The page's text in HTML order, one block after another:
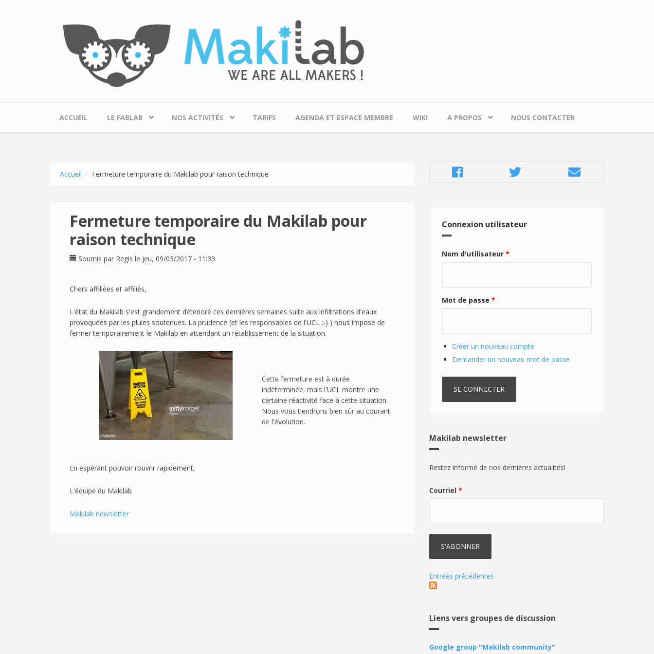
ACCUEIL LE FABLAB NOS ACTIVITÉS TARIFS AGENDA ET ESPACE MEMBRE WIKI A PROPOS NOUS CONTACTER
Accueil Fermeture temporaire du Makilab pour raison technique
Fermeture temporaire du Makilab pour
raison technique
Soumis par Regis le jeu, 09/03/2017 - 11:33
Chers affiliées et affiliés,
L'état du Makilab s'est grandement déterioré ces dernières semaines suite aux infiltrations d'eaux
provoquées par les pluies soutenues. La prudence (et les responsables de l'UCL ;-) ) nous impose de
fermer temporairement le Makilab en attendant un rétablissement de la situation.
Cette fermeture est à durée
indéterminée, mais l'UCL montre une
certaine réactivité face à cette situation.
Nous vous tiendrons bien sûr au courant
de l'évolution.
En espérant pouvoir rouvrir rapidement,
L'équipe du Makilab
Makilab newsletter
Connexion utilisateur
Nom d'utilisateur *
Mot de passe *
Créer un nouveau compte
Demander un nouveau mot de passe
Makilab newsletter
Restez informé de nos dernières actualités!
Courriel *
Entrées précédentes
Liens vers groupes de discussion
Google group "Makilab community"